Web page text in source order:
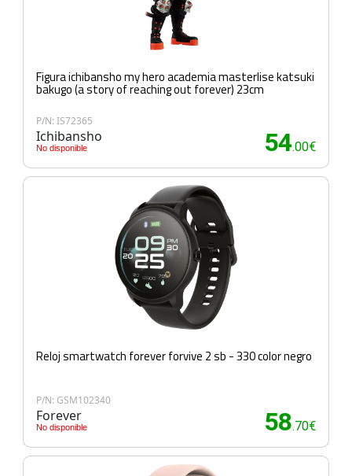
Figura ichibansho my hero academia masterlise katsuki
bakugo (a story of reaching out forever) 23cm
P/N: IS72365
Ichibansho
No disponible 54.00€
Reloj smartwatch forever forvive 2 sb - 330 color negro
P/N: GSM102340
Forever
No disponible 58.70€